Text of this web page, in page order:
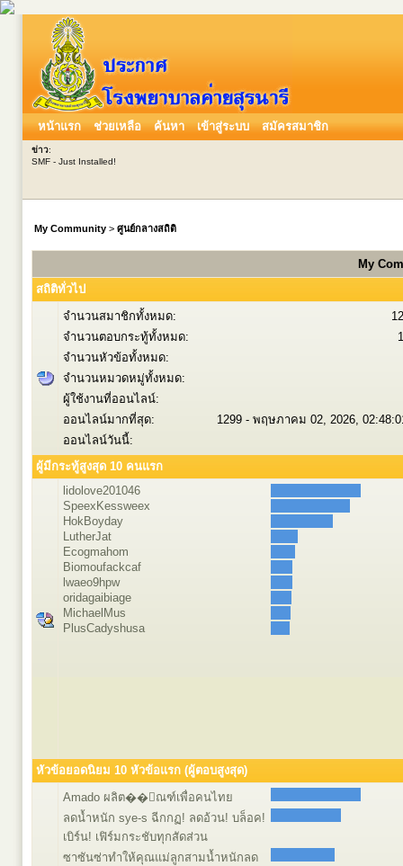
หน้าแรก ช่วยเหลือ ค้นหา เข้าสู่ระบบ สมัครสมาชิก
ข่าว:
SMF - Just Installed!
My Community > ศูนย์กลางสถิติ
My
สถิติทั่วไป
จำนวนสมาชิกทั้งหมด:
จำนวนตอบกระทู้ทั้งหมด:
จำนวนหัวข้อทั้งหมด:
จำนวนหมวดหมู่ทั้งหมด:
ผู้ใช้งานที่ออนไลน์:
ออนไลน์มากที่สุด:
1299 - พฤษภาคม 02, 2026,
ออนไลน์วันนี้:
ผู้มีกระทู้สูงสุด 10 คนแรก
lidolove201046
SpeexKessweex
HokBoyday
LutherJat
Ecogmahom
Biomoufackcaf
lwaeo9hpw
oridagaibiage
MichaelMus
PlusCadyshusa
หัวข้อยอดนิยม 10 หัวข้อแรก (ผู้ตอบสูงสุด)
Amado ผลิต��ัณฑ์เพื่อคนไทย
ลดน้ำหนัก sye-s ฉีกกฏ! ลดอ้วน! บล็อค!
เบิร์น! เฟิร์มกระชับทุกสัดส่วน
ซาซันซ่าทำให้คุณแม่ลูกสามน้ำหนักลด